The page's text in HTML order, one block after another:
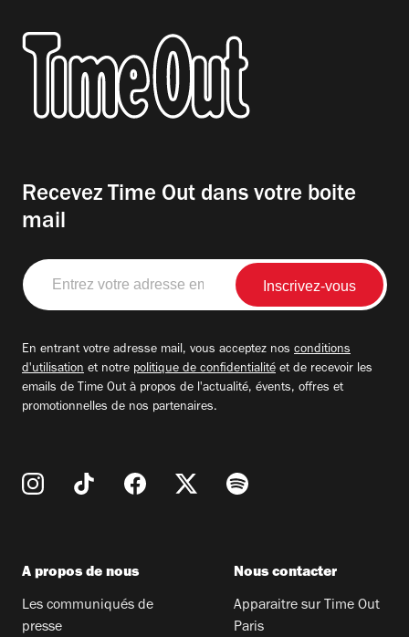
Recevez Time Out dans votre boite
mail
Entrez
votre
adresse
En entrant votre adresse mail, vous acceptez nos conditions
d'utilisation et notre politique de confidentialité et de recevoir les
emails de Time Out à propos de l'actualité, évents, offres et
promotionnelles de nos partenaires.
A propos de nous
Les communiqués de
presse
Nous contacter
Apparaitre sur Time Out
Paris